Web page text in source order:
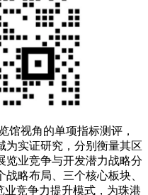
视角的单项指标测评，
为实证研究，分别衡量其区
览业竞争与开发潜力战略分
略布局、三个核心板块、
业竞争力提升模式，为珠港